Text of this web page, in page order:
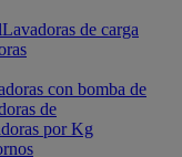
Lavadoras de carga
con bomba de
de
por Kg